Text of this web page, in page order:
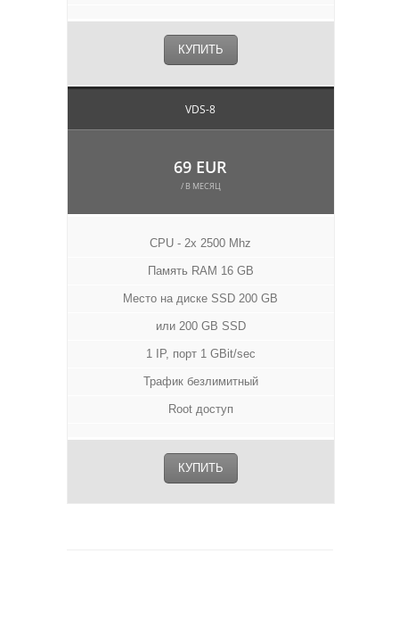
КУПИТЬ
VDS-8
69 EUR
/ В МЕСЯЦ
CPU - 2x 2500 Mhz
Память RAM 16 GB
Место на диске SSD 200 GB
или 200 GB SSD
1 IP, порт 1 GBit/sec
Трафик безлимитный
Root доступ
КУПИТЬ